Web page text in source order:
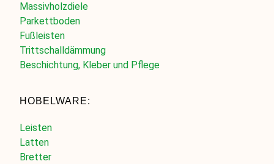
Massivholzdiele
Parkettboden
Fußleisten
Trittschalldämmung
Beschichtung, Kleber und Pflege
HOBELWARE:
Leisten
Latten
Bretter